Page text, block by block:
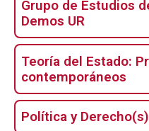
Grupo de Estudios
Demos UR
Teoría del Estado:
contemporáneos
Política y Derecho(s)